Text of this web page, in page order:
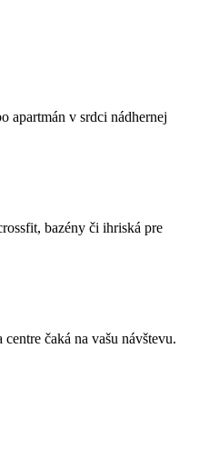
apartmán v srdci nádhernej
bazény či ihriská pre
čaká na vašu návštevu.